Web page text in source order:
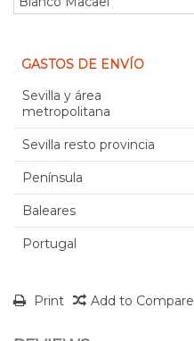
GASTOS DE ENVÍO
Sevilla y área
metropolitana
Sevilla resto provincia
Península
Baleares
Portugal
Print Add to Compare